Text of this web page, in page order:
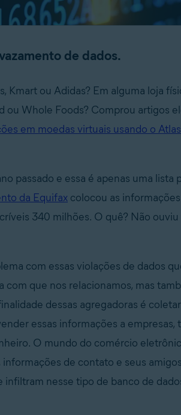
de dados.
Kmart ou Adidas? Em alguma loja
ou Whole Foods? Comprou artigos
em moedas virtuais usando o
passado e essa é apenas uma lista
da Equifax colocou as
340 milhões. O quê? Não ouviu
com essas violações de dados
que nos relacionamos, mas
dessas agregadoras é coletar
essas informações a empresas,
O mundo do comércio
de contato e seus
nesse tipo de banco de